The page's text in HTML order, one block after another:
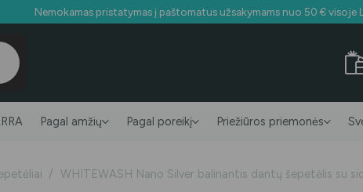
Nemokamas pristatymas į paštomatus užsakymams nuo 50 € visoje
Pagal amžių Pagal poreikį Priežiūros priemonės
/ WHITEWASH Nano Silver balinantis dantų šepetėlis su